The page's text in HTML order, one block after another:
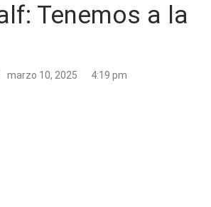
Tenemos a la
marzo 10, 2025 4:19 pm